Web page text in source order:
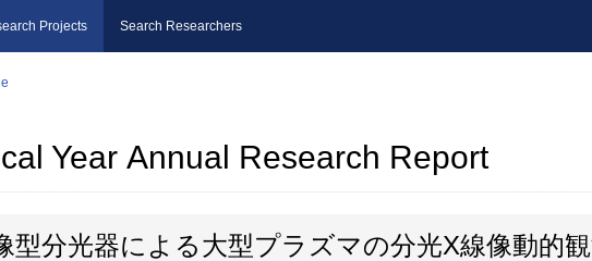
Projects Search Researchers
Year Annual Research Report
型分光器による大型プラズマの分光X線像動的観